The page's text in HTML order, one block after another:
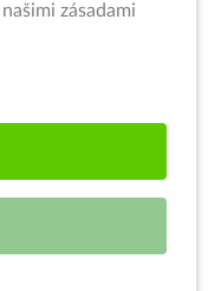
zásadami